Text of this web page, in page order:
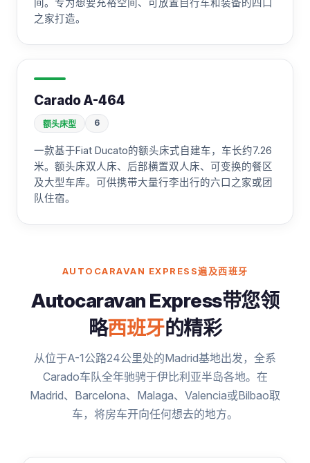
之家打造。
Carado A-464
额头床型 6
一款基于Fiat Ducato的额头床式自建车，车长约7.26
米。额头床双人床、后部横置双人床、可变换的餐区
及大型车库。可供携带大量行李出行的六口之家或团
队住宿。
AUTOCARAVAN EXPRESS遍及西班牙
Autocaravan Express带您领
略西班牙的精彩
从位于A-1公路24公里处的Madrid基地出发，全系
Carado车队全年驰骋于伊比利亚半岛各地。在
Madrid、Barcelona、Malaga、Valencia或Bilbao取
车，将房车开向任何想去的地方。